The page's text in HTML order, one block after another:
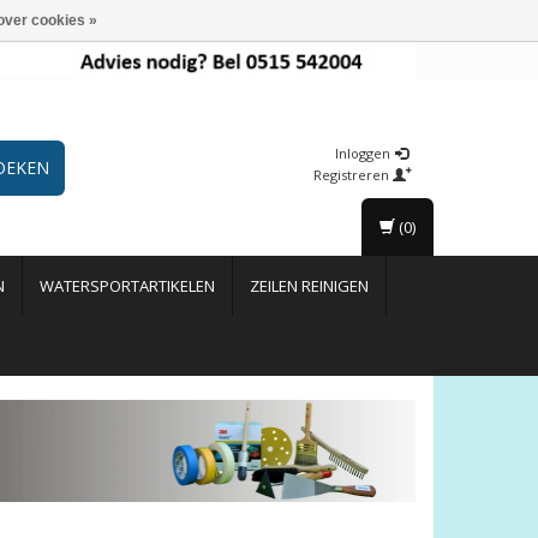
Inloggen
Registreren
WATERSPORTARTIKELEN ZEILEN REINIGEN
(0)
cookies »